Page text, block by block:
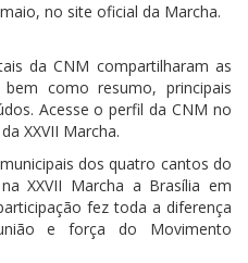
no site oficial da Marcha.
da CNM compartilharam as
como resumo, principais
Acesse o perfil da CNM no
XXVII Marcha.
dos quatro cantos do
XXVII Marcha a Brasília em
fez toda a diferença
e força do Movimento